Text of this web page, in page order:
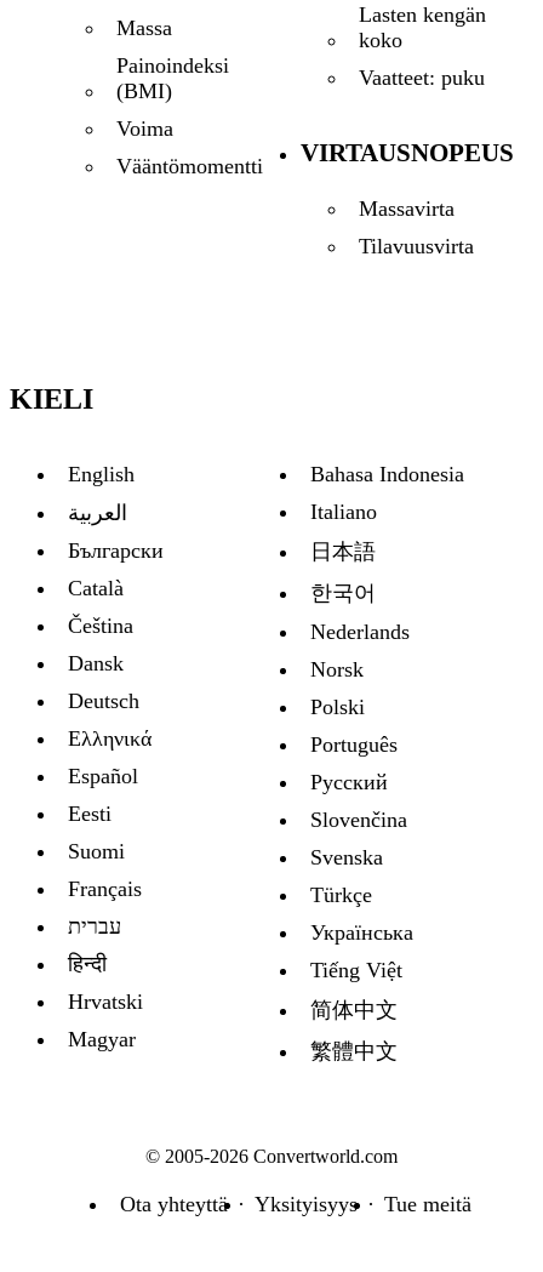
Massa
Painoindeksi
(BMI)
Voima
Vääntömomentti
Lasten kengän
koko
Vaatteet: puku
VIRTAUSNOPEUS
Massavirta
Tilavuusvirta
KIELI
English
العربية
Български
Català
Čeština
Dansk
Deutsch
Ελληνικά
Español
Eesti
Suomi
Français
עברית
हिन्दी
Hrvatski
Magyar
Bahasa Indonesia
Italiano
日本語
한국어
Nederlands
Norsk
Polski
Português
Русский
Slovenčina
Svenska
Türkçe
Украïнська
Tiếng Việt
简体中文
繁體中文
© 2005-2026 Convertworld.com
Ota yhteyttä Yksityisyys Tue meitä